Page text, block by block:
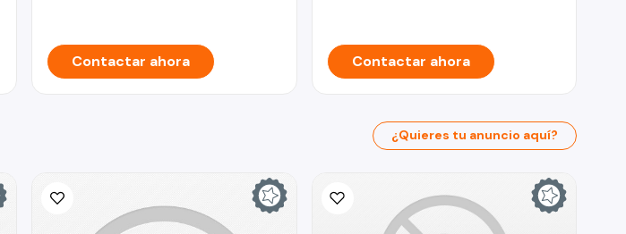
Contactar ahora Contactar ahora
¿Quieres tu anuncio aquí?